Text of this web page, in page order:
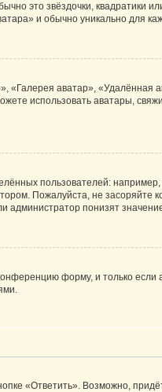
это звёздочки, квадратики
и обычно уникально для
«Галерея аватар», «Удалённая
использовать аватары,
пользователей:
Пожалуйста, не засоряйте
понизят
форму, и только если
«Ответить». Возможно,